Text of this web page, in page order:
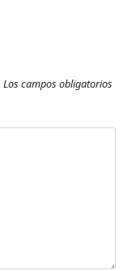
Los campos obligatorios